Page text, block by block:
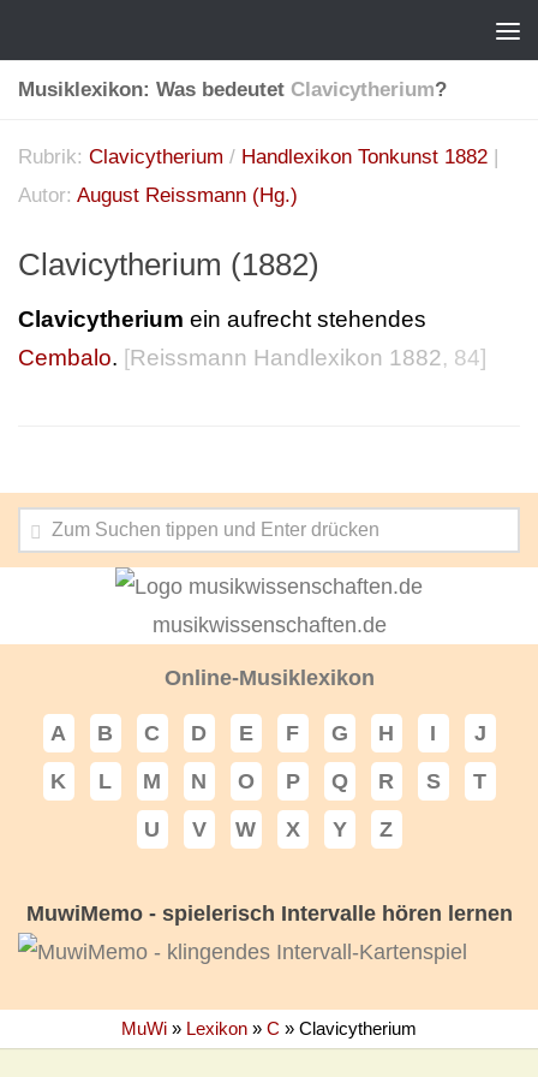
Musiklexikon: Was bedeutet Clavicytherium?
Rubrik: Clavicytherium / Handlexikon Tonkunst 1882 |
Autor: August Reissmann (Hg.)
Clavicytherium (1882)
Clavicytherium ein aufrecht stehendes
Cembalo. [Reissmann Handlexikon 1882, 84]
musikwissenschaften.de
Online-Musiklexikon
A B C D E F G H I
J
K
L M N O P Q R S
T
U
V W X Y Z
MuwiMemo - spielerisch Intervalle hören lernen
MuWi » Lexikon » C » Clavicytherium